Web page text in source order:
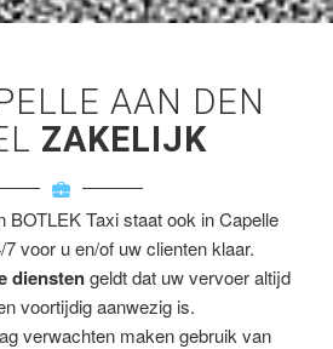
AAN DEN
ZAKELIJK
BOTLEK Taxi staat ook in Capelle
voor u en/of uw clienten klaar.
dienstengeldt dat uw vervoer altijd
voortijdig aanwezig is.
verwachten maken gebruik van